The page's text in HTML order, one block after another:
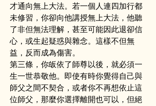
才通向無上大法。若一個人連四加行都
未修習，你卻向他講授無上大法，他聽
了非但無法理解，甚至可能因此退卻信
心，或生起疑惑與雜念。這樣不但無
益，反而成為傷害。
第三條，你皈依了師尊以後，就必須一
生一世恭敬他。即使有時你覺得自己與
師父之間不契合，或者你不再想依止這
位師父，那麼你選擇離開也可以，但絕